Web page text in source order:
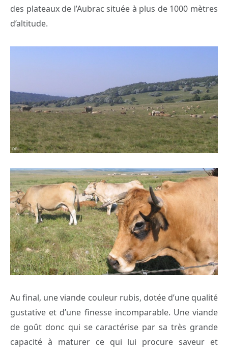
des plateaux de l’Aubrac située à plus de 1000 mètres
d’altitude.
Au final, une viande couleur rubis, dotée d’une qualité
gustative et d’une finesse incomparable. Une viande
de goût donc qui se caractérise par sa très grande
capacité à maturer ce qui lui procure saveur et